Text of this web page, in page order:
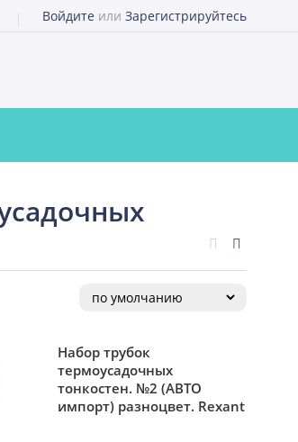
Войдите или Зарегистрируйтесь
Набор трубок
термоусадочных
тонкостен. №2 (АВТО
импорт) разноцвет. Rexant